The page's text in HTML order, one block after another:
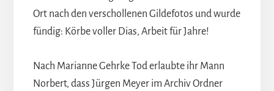
Ort nach den verschollenen Gildefotos und wurde
fündig: Körbe voller Dias, Arbeit für Jahre!
Nach Marianne Gehrke Tod erlaubte ihr Mann
Norbert, dass Jürgen Meyer im Archiv Ordner